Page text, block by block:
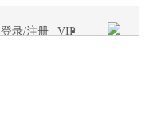
登录/注册| VIP